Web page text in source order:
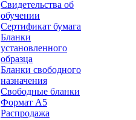
Свидетельства об
обучении
Сертификат бумага
Бланки
установленного
образца
Бланки свободного
назначения
Свободные бланки
Формат А5
Распродажа